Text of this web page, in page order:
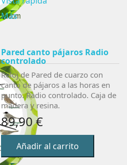
Más
Pared canto pájaros Radio
controlado
Reloj de Pared de cuarzo con
canto de pájaros a las horas en
punto. Radio controlado. Caja de
madera y resina.
89,90 €
Añadir al carrito